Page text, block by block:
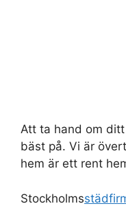
Att ta hand om
bäst på. Vi är
hem är ett rent
Stockholms